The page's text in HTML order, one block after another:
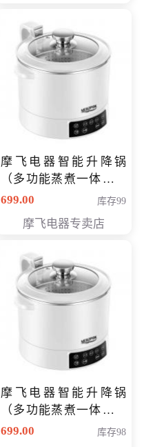
摩飞电器智能升降锅
（多功能蒸煮一体锅）
（智能升降养生锅） 会
699.00 库存99
摩飞电器专卖店
摩飞电器智能升降锅
（多功能蒸煮一体锅）
（智能升降养生锅） 会
699.00 库存98